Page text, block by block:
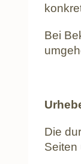
Bei
Die
Seiten